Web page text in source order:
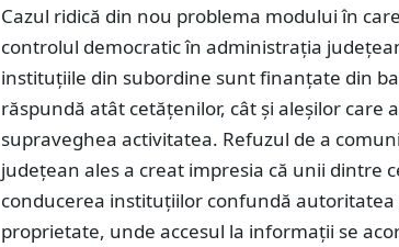
Cazul ridică din nou problema modului în
controlul democratic în administrația
instituțiile din subordine sunt finanțate din
răspundă atât cetățenilor, cât și aleșilor care
supraveghea activitatea. Refuzul de a
județean ales a creat impresia că unii dintre
conducerea instituțiilor confundă autoritatea
proprietate, unde accesul la informații se